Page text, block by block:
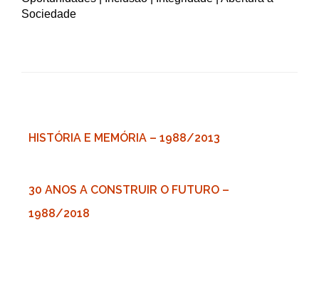
Sociedade
HISTÓRIA E MEMÓRIA – 1988/2013
30 ANOS A CONSTRUIR O FUTURO –
1988/2018